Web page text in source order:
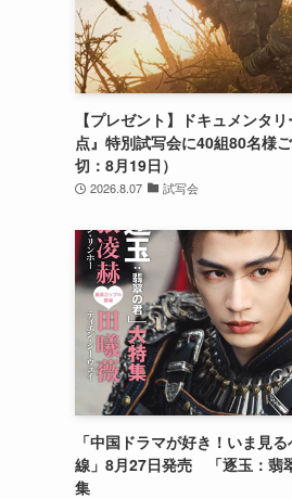
【プレゼント】ドキュメンタ
点』特別試写会に40組80名様
切：8月19日）
2026.8.07 試写会
「中国ドラマが好き！いま見
線」8月27日発売 「逐玉：翡
集